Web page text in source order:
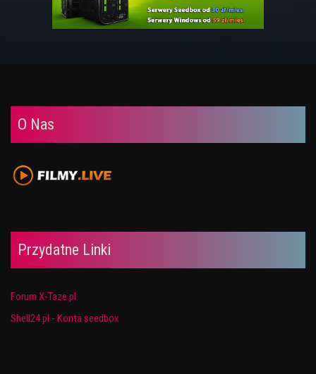
O Nas
Przydatne Linki
Forum X-Taze.pl
Shell24.pl - Konta seedbox